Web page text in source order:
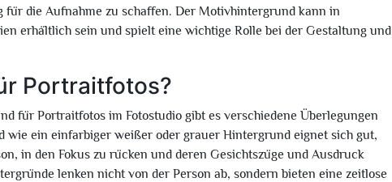
für die Aufnahme zu schaffen. Der Motivhintergrund kann in
erhältlich sein und spielt eine wichtige Rolle bei der Gestaltung und
Portraitfotos?
für Portraitfotos im Fotostudio gibt es verschiedene Überlegungen
ein einfarbiger weißer oder grauer Hintergrund eignet sich gut,
in den Fokus zu rücken und deren Gesichtszüge und Ausdruck
lenken nicht von der Person ab, sondern bieten eine zeitlose